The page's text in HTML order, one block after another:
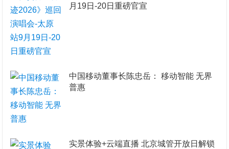
月19日-20日重磅官宣
​中国移动董事长陈忠岳： 移动智能 无界
普惠
实景体验+云端直播 北京城管开放日解锁